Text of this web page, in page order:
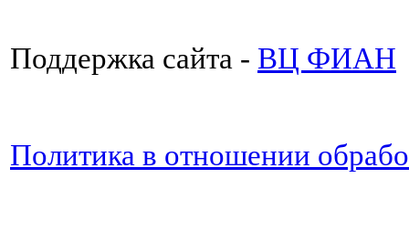
Поддержка сайта - ВЦ ФИАН
Политика в отношении